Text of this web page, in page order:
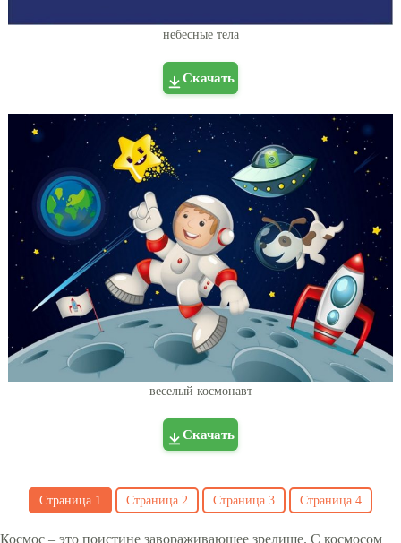
небесные тела
Скачать
веселый космонавт
Скачать
Страница 1 Страница 2 Страница 3 Страница 4
Космос – это поистине завораживающее зрелище. С космосом